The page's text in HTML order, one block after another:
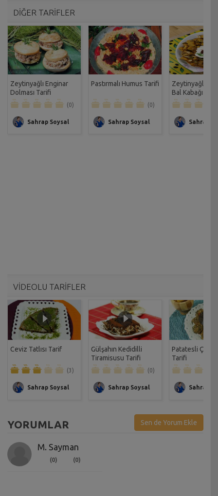
DİĞER TARİFLER
Zeytinyağlı Enginar
Dolması Tarifi
(0)
Sahrap Soysal
Pastırmalı Humus Tarifi
(0)
Sahrap Soysal
Zeytinyağlı
Bal Kabağı
Sahrap
VİDEOLU TARİFLER
Ceviz Tatlısı Tarif
(3)
Sahrap Soysal
Gülşahın Kedidilli
Tiramisusu Tarifi
(0)
Sahrap Soysal
Patatesli Çıtır
Tarifi
Sahrap
YORUMLAR Sen de Yorum Ekle
M. Sayman
(0) (0)